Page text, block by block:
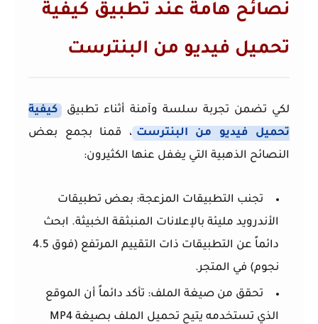
نصائح هامة عند تطبيق كيفية
تحميل فيديو من البنترست
لكي تضمن تجربة سلسة وآمنة أثناء تطبيق
كيفية
تحميل فيديو من البنترست ، قمنا بجمع بعض
النصائح الذهبية التي يغفل عنها الكثيرون:
تجنب التطبيقات المزعجة: بعض تطبيقات
الأندرويد مليئة بالإعلانات المنبثقة الخبيثة. ابحث
دائماً عن التطبيقات ذات التقييم المرتفع (فوق 4.5
نجوم) في المتجر.
تحقق من صيغة الملف: تأكد دائماً أن الموقع
الذي تستخدمه يتيح تحميل الملف بصيغة MP4